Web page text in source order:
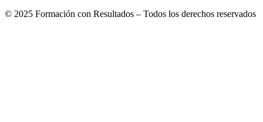
© 2025 Formación con Resultados – Todos los derechos reservados